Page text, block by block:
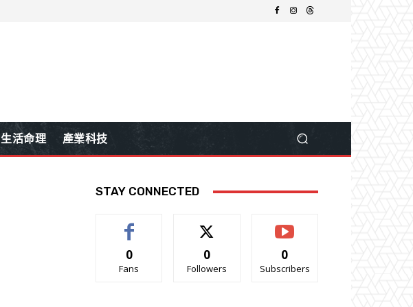
生活命理 產業科技
STAY CONNECTED
0
Fans
0
Followers
0
Subscribers